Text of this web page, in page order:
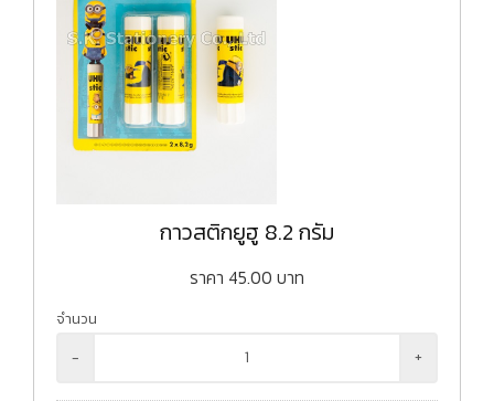
กาวสติกยูฮู 8.2 กรัม
ราคา 45.00 บาท
จำนวน
- +